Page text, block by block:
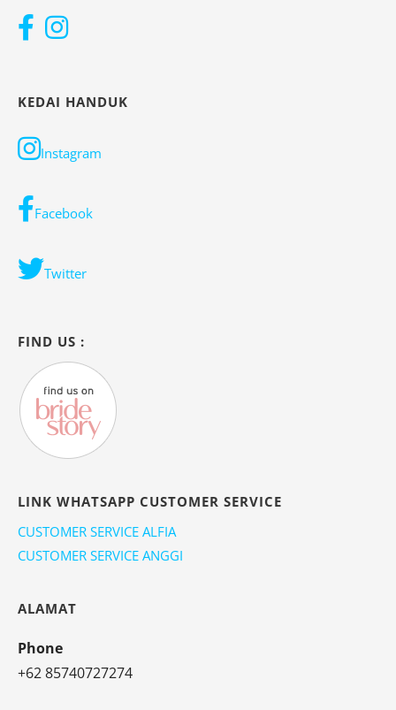
KEDAI HANDUK
Instagram
Facebook
Twitter
FIND US :
LINK WHATSAPP CUSTOMER SERVICE
CUSTOMER SERVICE ALFIA
CUSTOMER SERVICE ANGGI
ALAMAT
Phone
+62 85740727274